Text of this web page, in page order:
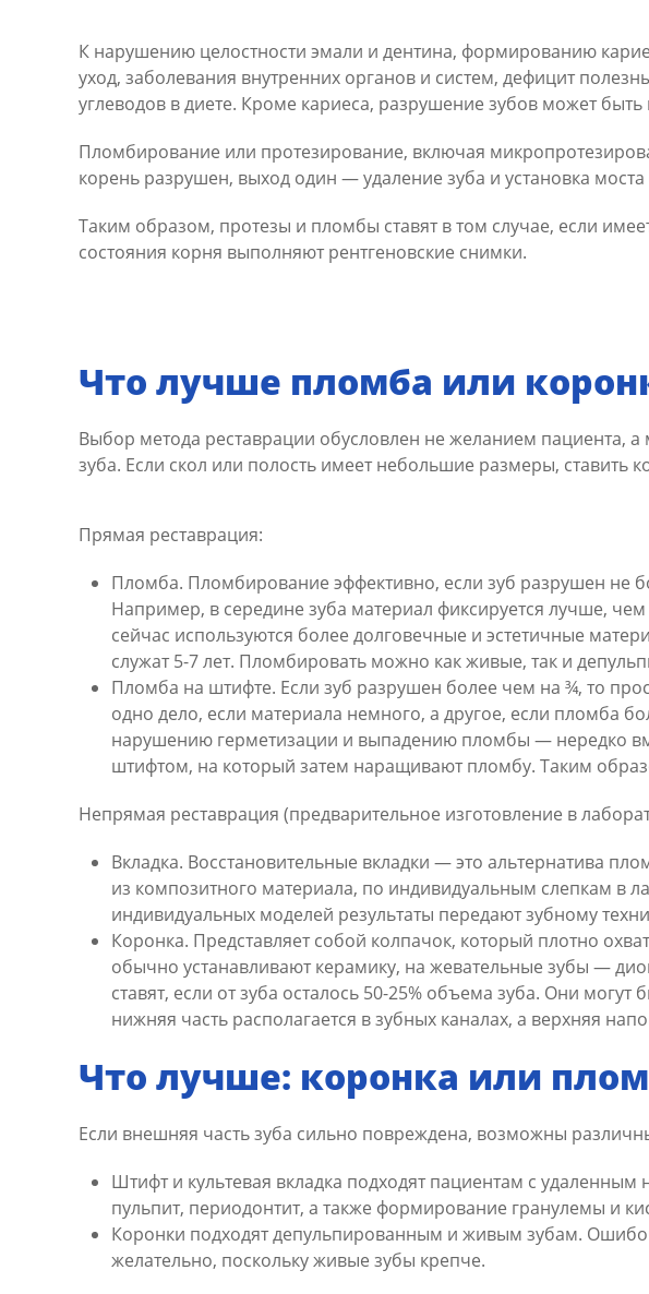
К нарушению целостности эмали и дентина, формированию
уход, заболевания внутренних органов и систем, дефицит
углеводов в диете. Кроме кариеса, разрушение зубов может
Пломбирование или протезирование, включая
корень разрушен, выход один — удаление зуба и установка
Таким образом, протезы и пломбы ставят в том случае, если
состояния корня выполняют рентгеновские снимки.
Что лучше пломба или
Выбор метода реставрации обусловлен не желанием пациента,
зуба. Если скол или полость имеет небольшие размеры, ставить
Прямая реставрация:
Пломба. Пломбирование эффективно, если зуб разрушен не
Например, в середине зуба материал фиксируется лучше,
сейчас используются более долговечные и эстетичные
служат 5-7 лет. Пломбировать можно как живые, так и
Пломба на штифте. Если зуб разрушен более чем на ¾, то
одно дело, если материала немного, а другое, если пломба
нарушению герметизации и выпадению пломбы — нередко
штифтом, на который затем наращивают пломбу. Таким
Непрямая реставрация (предварительное изготовление в
Вкладка. Восстановительные вкладки — это альтернатива
из композитного материала, по индивидуальным слепкам в
индивидуальных моделей результаты передают зубному
Коронка. Представляет собой колпачок, который плотно
обычно устанавливают керамику, на жевательные зубы —
ставят, если от зуба осталось 50-25% объема зуба. Они
нижняя часть располагается в зубных каналах, а верхняя
Что лучше: коронка или
Если внешняя часть зуба сильно повреждена, возможны
Штифт и культевая вкладка подходят пациентам с
пульпит, периодонтит, а также формирование гранулемы и
Коронки подходят депульпированным и живым зубам.
желательно, поскольку живые зубы крепче.